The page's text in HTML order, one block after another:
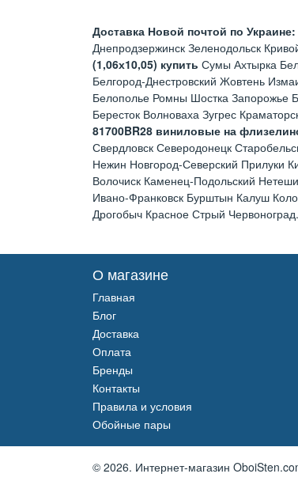
Доставка Новой почтой по Украине:
Днепродзержинск Зеленодольск
(1,06х10,05) купить Сумы Ахтырка
Белгород-Днестровский Жовтень
Белополье Ромны Шостка Запорожье
Бересток Волноваха Зугрес
81700BR28 виниловые на
Свердловск Северодонецк
Нежин Новгород-Северский Прилуки
Волочиск Каменец-Подольский
Ивано-Франковск Бурштын Калуш
Дрогобыч Красное Стрый Червоноград.
О магазине
Главная
Блог
Доставка
Оплата
Бренды
Контакты
Правила и условия
Обойные пары
© 2026. Интернет-магазин